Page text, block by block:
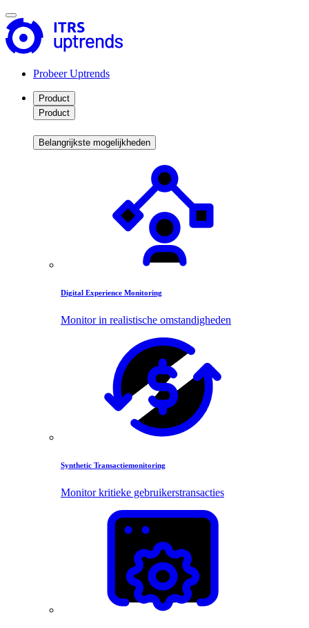
Probeer Uptrends
Product
Product
Belangrijkste mogelijkheden
Digital Experience Monitoring
Monitor in realistische omstandigheden
Synthetic Transactiemonitoring
Monitor kritieke gebruikerstransacties